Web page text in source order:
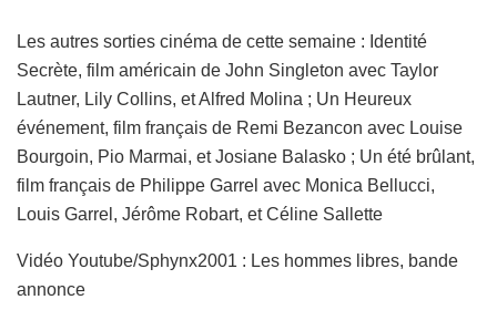
Les autres sorties cinéma de cette semaine : Identité
Secrète, film américain de John Singleton avec Taylor
Lautner, Lily Collins, et Alfred Molina ; Un Heureux
événement, film français de Remi Bezancon avec Louise
Bourgoin, Pio Marmai, et Josiane Balasko ; Un été brûlant,
film français de Philippe Garrel avec Monica Bellucci,
Louis Garrel, Jérôme Robart, et Céline Sallette
Vidéo Youtube/Sphynx2001 : Les hommes libres, bande
annonce